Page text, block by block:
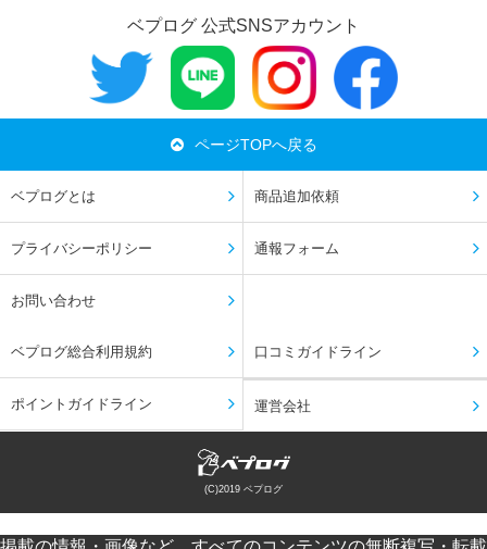
ベプログ 公式SNSアカウント
ページTOPへ戻る
ベプログとは 商品追加依頼
プライバシーポリシー 通報フォーム
お問い合わせ
ベプログ総合利用規約 口コミガイドライン
ポイントガイドライン 運営会社
(C)2019 ベプログ